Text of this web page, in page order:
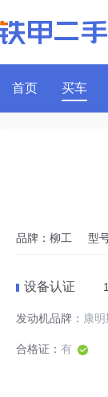
首页 买车
品牌：柳工 型
设备认证
发动机品牌： 康
合格证： 有